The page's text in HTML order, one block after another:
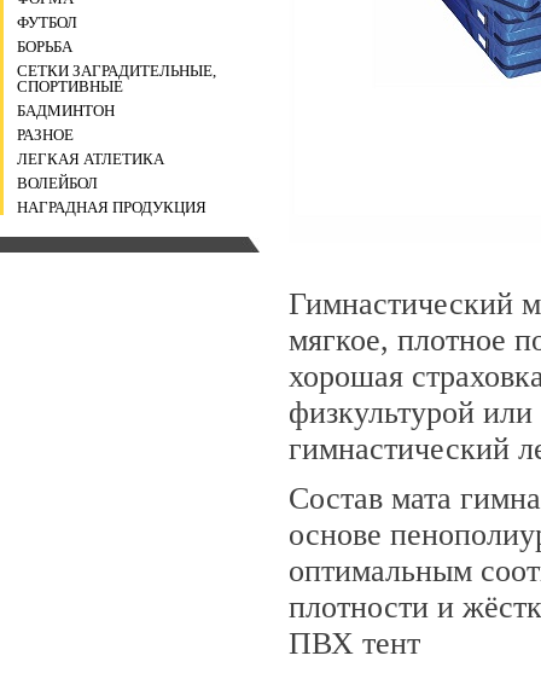
ФУТБОЛ
БОРЬБА
СЕТКИ ЗАГРАДИТЕЛЬНЫЕ,
СПОРТИВНЫЕ
БАДМИНТОН
РАЗНОЕ
ЛЕГКАЯ АТЛЕТИКА
ВОЛЕЙБОЛ
НАГРАДНАЯ ПРОДУКЦИЯ
Гимнастический
мягкое, плотное
хорошая
физкультурой
гимнастический
Состав мата
основе
оптимальным
плотности и
ПВХ тент